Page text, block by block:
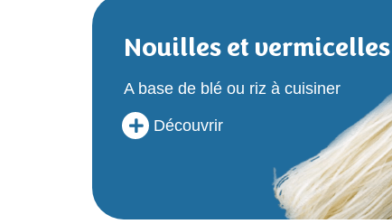
Nouilles et vermicelles
A base de blé ou riz à cuisiner
Découvrir